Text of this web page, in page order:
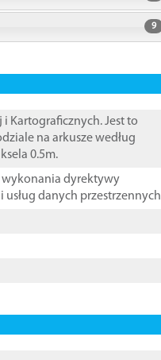
9
Kartograficznych. Jest to
na arkusze według
0.5m.
wykonania dyrektywy
danych przestrzennych